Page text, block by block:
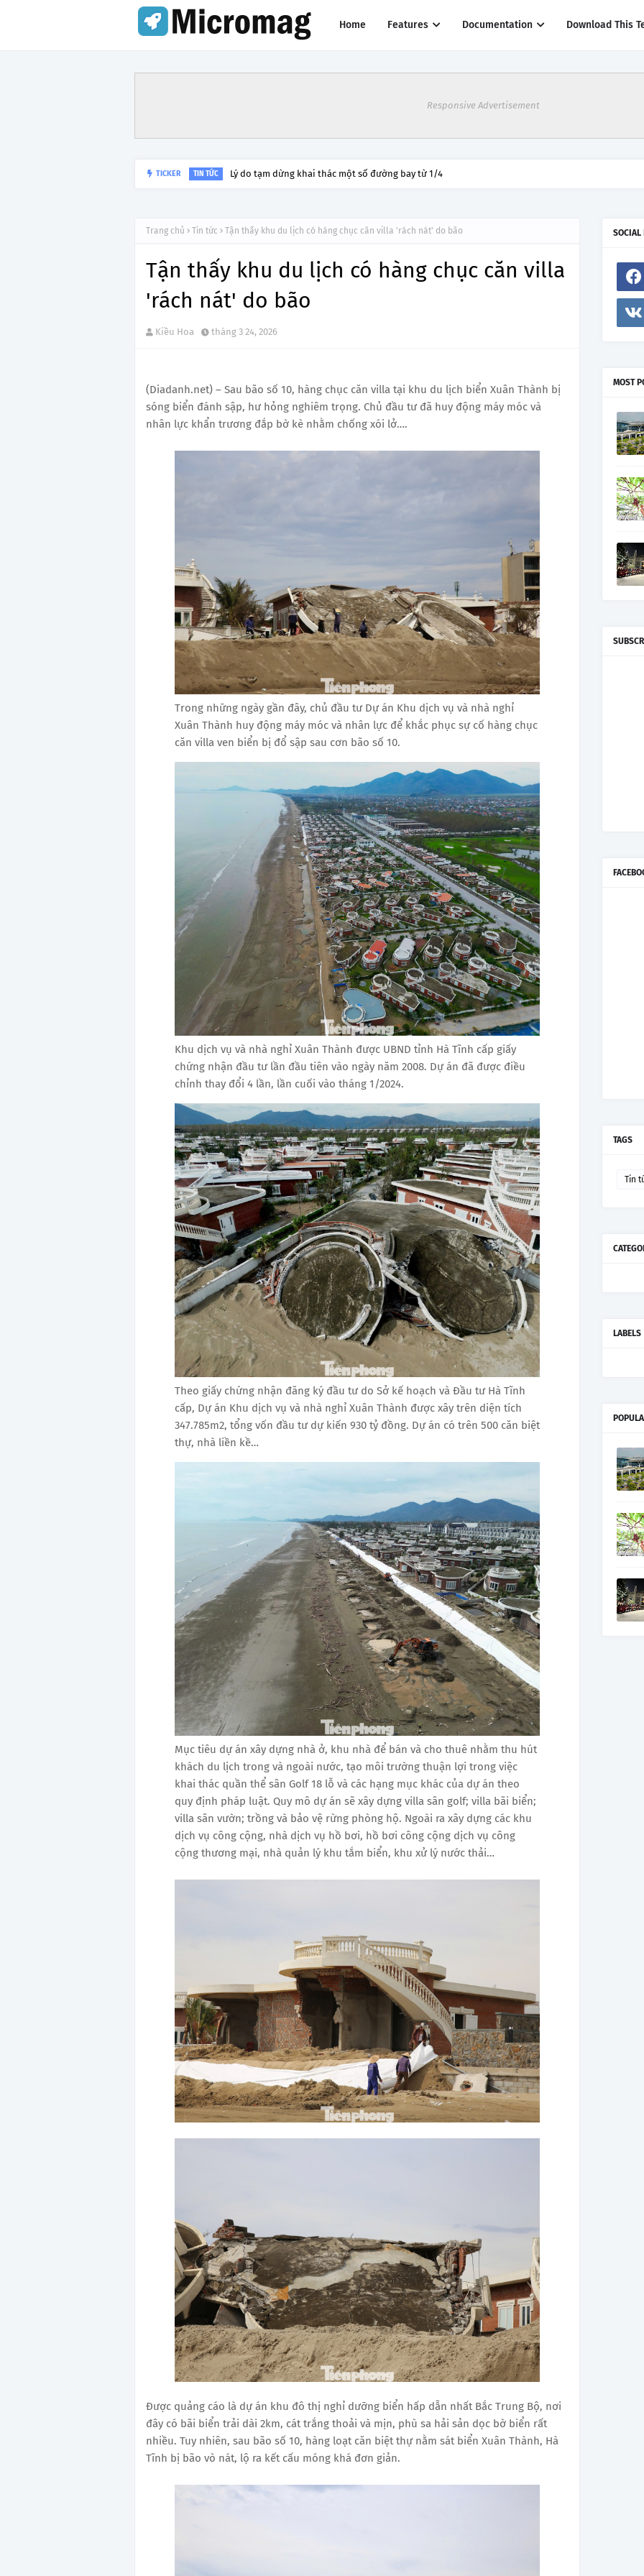
Home Features Documentation Download This
Responsive Advertisement
TICKER TIN TỨC Lý do tạm dừng khai thác một số đường bay từ 1/4
Trang chủ Tin tức Tận thấy khu du lịch có hàng chục căn villa 'rách nát' do bão
Tận thấy khu du lịch có hàng chục căn villa
'rách nát' do bão
Kiều Hoa tháng 3 24, 2026
(Diadanh.net) – Sau bão số 10, hàng chục căn villa tại khu du lịch biển Xuân Thành bị
sóng biển đánh sập, hư hỏng nghiêm trọng. Chủ đầu tư đã huy động máy móc và
nhân lực khẩn trương đắp bờ kè nhằm chống xói lở….
Trong những ngày gần đây, chủ đầu tư Dự án Khu dịch vụ và nhà nghỉ
Xuân Thành huy động máy móc và nhân lực để khắc phục sự cố hàng chục
căn villa ven biển bị đổ sập sau cơn bão số 10.
Khu dịch vụ và nhà nghỉ Xuân Thành được UBND tỉnh Hà Tĩnh cấp giấy
chứng nhận đầu tư lần đầu tiên vào ngày năm 2008. Dự án đã được điều
chỉnh thay đổi 4 lần, lần cuối vào tháng 1/2024.
Theo giấy chứng nhận đăng ký đầu tư do Sở kế hoạch và Đầu tư Hà Tĩnh
cấp, Dự án Khu dịch vụ và nhà nghỉ Xuân Thành được xây trên diện tích
347.785m2, tổng vốn đầu tư dự kiến 930 tỷ đồng. Dự án có trên 500 căn biệt
thự, nhà liền kề…
Mục tiêu dự án xây dựng nhà ở, khu nhà để bán và cho thuê nhằm thu hút
khách du lịch trong và ngoài nước, tạo môi trường thuận lợi trong việc
khai thác quần thể sân Golf 18 lỗ và các hạng mục khác của dự án theo
quy định pháp luật. Quy mô dự án sẽ xây dựng villa sân golf; villa bãi biển;
villa sân vườn; trồng và bảo vệ rừng phòng hộ. Ngoài ra xây dựng các khu
dịch vụ công cộng, nhà dịch vụ hồ bơi, hồ bơi công cộng dịch vụ công
cộng thương mại, nhà quản lý khu tắm biển, khu xử lý nước thải…
Được quảng cáo là dự án khu đô thị nghỉ dưỡng biển hấp dẫn nhất Bắc Trung Bộ, nơi
đây có bãi biển trải dài 2km, cát trắng thoải và mịn, phù sa hải sản dọc bờ biển rất
nhiều. Tuy nhiên, sau bão số 10, hàng loạt căn biệt thự nằm sát biển Xuân Thành, Hà
Tĩnh bị bão vò nát, lộ ra kết cấu móng khá đơn giản.
SOCIAL
MOST
TAGS
Tin
LABELS